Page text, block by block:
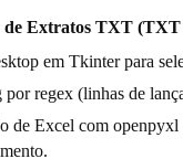
de Extratos TXT
em Tkinter para
por regex (linhas de
de Excel com openpyxl